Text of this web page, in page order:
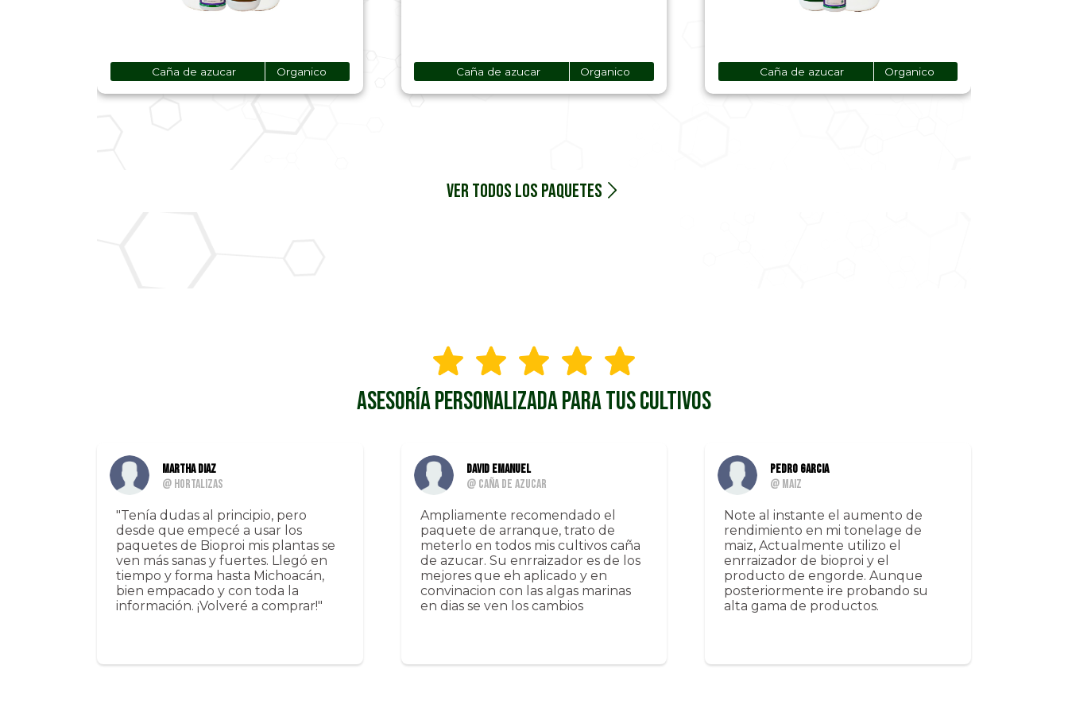
Caña de azucar Organico Caña de azucar Organico Caña de azucar Organico
Ver todos los paquetes
ASESORÍA PERSONALIZADA PARA TUS CULTIVOS
Martha Diaz
@ Hortalizas
"Tenía dudas al principio, pero
desde que empecé a usar los
paquetes de Bioproi mis plantas se
ven más sanas y fuertes. Llegó en
tiempo y forma hasta Michoacán,
bien empacado y con toda la
información. ¡Volveré a comprar!"
David Emanuel
@ Caña de azucar
Ampliamente recomendado el
paquete de arranque, trato de
meterlo en todos mis cultivos caña
de azucar. Su enrraizador es de los
mejores que eh aplicado y en
convinacion con las algas marinas
en dias se ven los cambios
Pedro Garcia
@ Maiz
Note al instante el aumento de
rendimiento en mi tonelage de
maiz, Actualmente utilizo el
enrraizador de bioproi y el
producto de engorde. Aunque
posteriormente ire probando su
alta gama de productos.